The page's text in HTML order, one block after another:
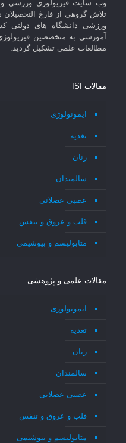
تلاش گروهی از فارغ
ورزشی دانشگاه های دولتی
آموزشی به متخصصین
مطالعات علمی تشکیل گردید.
مقالات ISI
ایمونولوژی
تغذیه
زنان
سالمندان
عصبی عضلانی
قلب و عروق و تنفس
متابولیسم و بیوشیمی
مقالات علمی و پژوهشی
ایمونولوژی
تغذیه
زنان
سالمندان
عصبی-عضلانی
قلب و عروق و تنفس
متابولیسم و بیوشیمی